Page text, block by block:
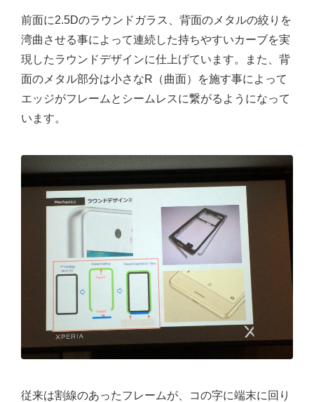
前面に2.5Dのラウンドガラス、背面のメタルの絞りを
湾曲させる事によって連続した持ちやすいカーブを実
現したラウンドデザインに仕上げています。また、背
面のメタル部分は小さなR（曲面）を施す事によって
エッジがフレームとシームレスに繋がるようになって
います。
従来は割線のあったフレームが、コの字に端末に回り